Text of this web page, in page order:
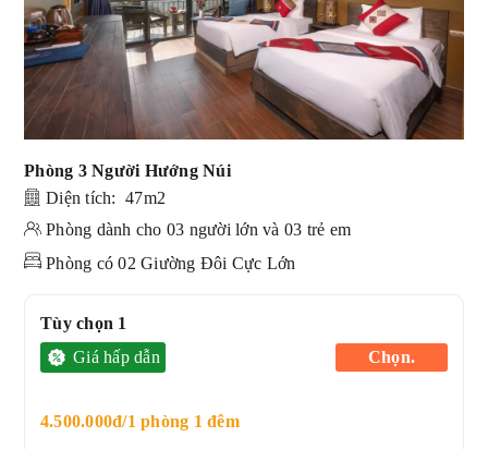
Phòng 3 Người Hướng Núi
Diện tích: 47m2
Phòng dành cho 03 người lớn và 03 trẻ em
Phòng có 02 Giường Đôi Cực Lớn
Tùy chọn 1
Giá hấp dẫn
4.500.000đ/1 phòng 1 đêm
Chọn.